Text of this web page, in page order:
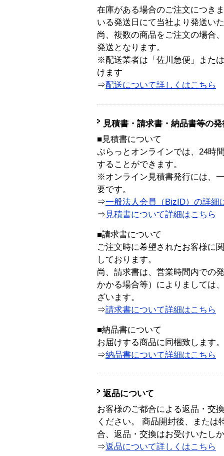
在庫がある場合のご注文につき
いる発送日にて当社より発送い
尚、複数の商品をご注文の場合
発送となります。
※配送業者は「佐川急便」また
けます
⇒配送について詳しくはこちら
見積書・請求書・納品書等の
■見積書について
ぷらっとオンラインでは、24時
することができます。
※オンライン見積書発行には、
要です。
⇒一般法人会員（BizID）の詳細
⇒ 見積書について詳細はこちら
■請求書について
ご注文時に希望されたお客様に
しております。
尚、請求書は、営業時間内での
かかる場合等）によりましては
ざいます。
⇒請求書について詳細はこちら
■納品書について
お届けする商品に同梱致します。
⇒納品書について詳細はこちら
返品について
お客様のご都合による返品・交
ください。 商品開封後、または
合、返品・交換はお受けいたし
⇒返品について詳しくはこちら